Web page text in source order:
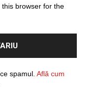
browser for the
spamul. Află cum